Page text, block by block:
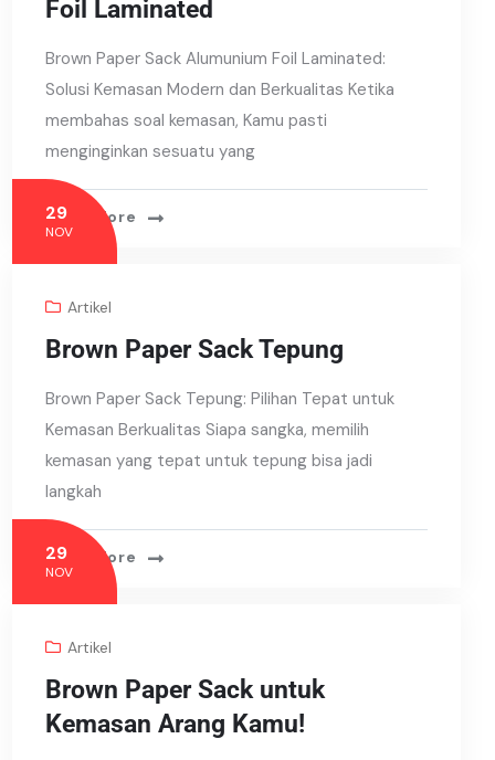
Foil Laminated
Brown Paper Sack Alumunium Foil Laminated:
Solusi Kemasan Modern dan Berkualitas Ketika
membahas soal kemasan, Kamu pasti
menginginkan sesuatu yang
Read More
29
NOV
Artikel
Brown Paper Sack Tepung
Brown Paper Sack Tepung: Pilihan Tepat untuk
Kemasan Berkualitas Siapa sangka, memilih
kemasan yang tepat untuk tepung bisa jadi
langkah
Read More
29
NOV
Artikel
Brown Paper Sack untuk
Kemasan Arang Kamu!